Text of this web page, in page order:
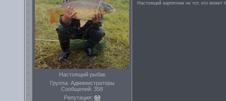
Настоящий рыбак
Группа: Администраторы
Сообщений: 358
Репутация: 60
Настоящий карпятник не тот, кто